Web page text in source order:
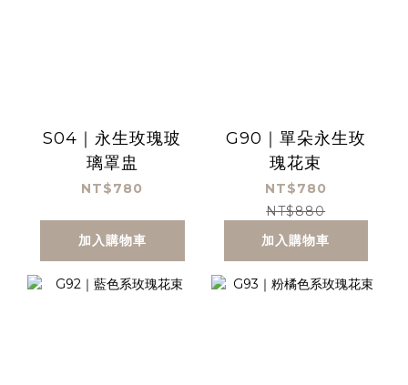
S04｜永生玫瑰玻
璃罩盅
NT$780
加入購物車
G90｜單朵永生玫
瑰花束
NT$780
NT$880
加入購物車